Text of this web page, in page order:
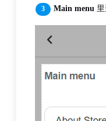
Main menu